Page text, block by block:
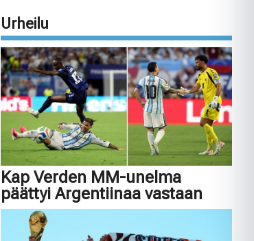
Urheilu
Kap Verden MM-unelma
päättyi Argentiinaa vastaan